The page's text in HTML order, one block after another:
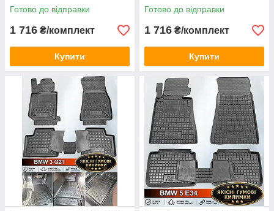
Готово до відправки
1 716 ₴/комплект
Купити
Готово до відправки
1 716 ₴/комплект
Купити